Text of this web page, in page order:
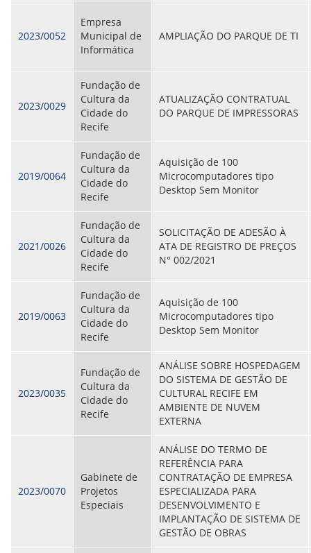
2023/0052
Empresa
Municipal de
Informática
AMPLIAÇÃO DO PARQUE DE TI
2023/0029
Fundação de
Cultura da
Cidade do
Recife
ATUALIZAÇÃO CONTRATUAL
DO PARQUE DE IMPRESSORAS
2019/0064
Fundação de
Cultura da
Cidade do
Recife
Aquisição de 100
Microcomputadores tipo
Desktop Sem Monitor
2021/0026
Fundação de
Cultura da
Cidade do
Recife
SOLICITAÇÃO DE ADESÃO À
ATA DE REGISTRO DE PREÇOS
N° 002/2021
2019/0063
Fundação de
Cultura da
Cidade do
Recife
Aquisição de 100
Microcomputadores tipo
Desktop Sem Monitor
2023/0035
Fundação de
Cultura da
Cidade do
Recife
ANÁLISE SOBRE HOSPEDAGEM
DO SISTEMA DE GESTÃO DE
CULTURAL RECIFE EM
AMBIENTE DE NUVEM
EXTERNA
2023/0070
Gabinete de
Projetos
Especiais
ANÁLISE DO TERMO DE
REFERÊNCIA PARA
CONTRATAÇÃO DE EMPRESA
ESPECIALIZADA PARA
DESENVOLVIMENTO E
IMPLANTAÇÃO DE SISTEMA DE
GESTÃO DE OBRAS